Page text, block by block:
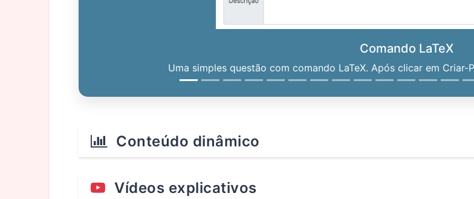
Comando LaTeX
Uma simples questão com comando LaTeX. Após clicar em Criar-
Conteúdo dinâmico
Vídeos explicativos